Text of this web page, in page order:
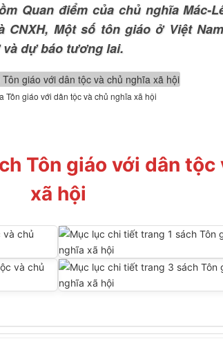
Quan điểm của chủ nghĩa Mác-
CNXH, Một số tôn giáo ở Việt
và dự báo tương lai.
Tôn giáo với dân tộc và chủ nghĩa xã hội
Tôn giáo với dân tộc
xã hội